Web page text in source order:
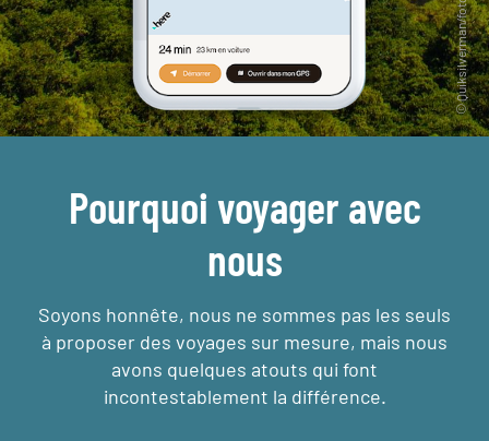
Pourquoi voyager avec
nous
Soyons honnête, nous ne sommes pas les seuls
à proposer des voyages sur mesure, mais nous
avons quelques atouts qui font
incontestablement la différence.